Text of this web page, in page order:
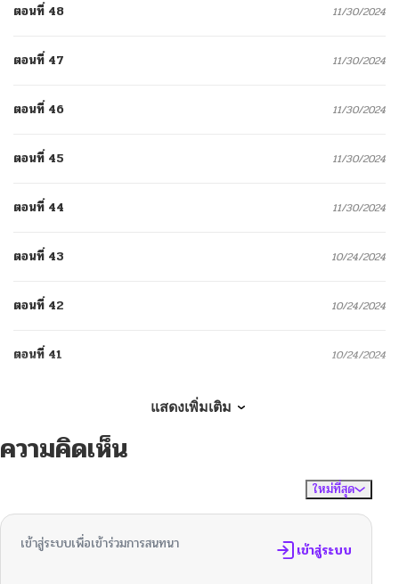
ตอนที่ 48 11/30/2024
ตอนที่ 47 11/30/2024
ตอนที่ 46 11/30/2024
ตอนที่ 45 11/30/2024
ตอนที่ 44 11/30/2024
ตอนที่ 43 10/24/2024
ตอนที่ 42 10/24/2024
ตอนที่ 41 10/24/2024
ตอนที่ 39
10/24/2024
ตอนที่ 37 10/24/2024
แสดงเพิ่มเติม
ความคิดเห็น
ใหม่ที่สุด
เข้าสู่ระบบเพื่อเข้าร่วมการสนทนา เข้าสู่ระบบ